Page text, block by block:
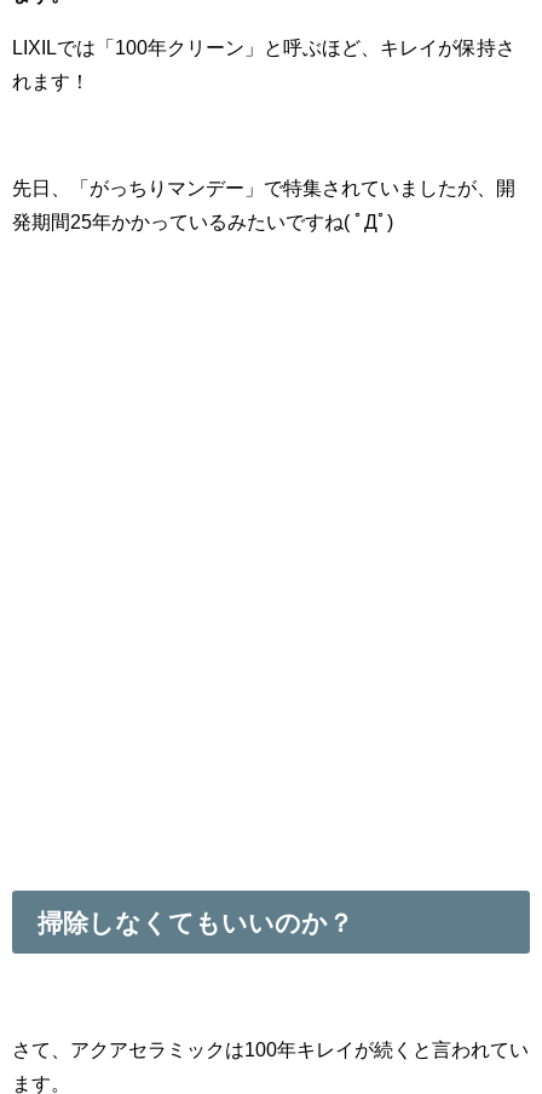
LIXILでは「100年クリーン」と呼ぶほど、キレイが保持さ
れます！
先日、「がっちりマンデー」で特集されていましたが、開
発期間25年かかっているみたいですね( ﾟДﾟ)
掃除しなくてもいいのか？
さて、アクアセラミックは100年キレイが続くと言われてい
ます。